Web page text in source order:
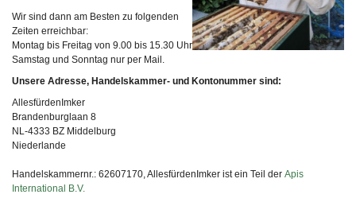
Wir sind dann am Besten zu folgenden
Zeiten erreichbar:
Montag bis Freitag von 9.00 bis 15.30 Uhr
Samstag und Sonntag nur per Mail.
Unsere Adresse, Handelskammer- und Kontonummer sind:
AllesfürdenImker
Brandenburglaan 8
NL-4333 BZ Middelburg
Niederlande
Handelskammernr.: 62607170, AllesfürdenImker ist ein Teil der Apis
International B.V.